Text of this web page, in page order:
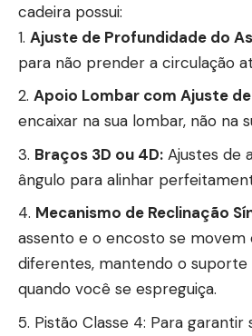
cadeira possui:
Ajuste de Profundidade do
para não prender a circulação
Apoio Lombar com Ajuste
encaixar na sua lombar, não na
Braços 3D ou 4D: Ajustes de
ângulo para alinhar
Mecanismo de Reclinação
assento e o encosto se
diferentes, mantendo o
quando você se espreguiça.
Pistão Classe 4: Para garantir